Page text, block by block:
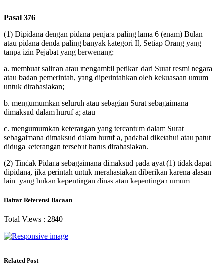
Pasal 376
(1) Dipidana dengan pidana penjara paling lama 6 (enam) Bulan
atau pidana denda paling banyak kategori II, Setiap Orang yang
tanpa izin Pejabat yang berwenang:
a. membuat salinan atau mengambil petikan dari Surat resmi negara
atau badan pemerintah, yang diperintahkan oleh kekuasaan umum
untuk dirahasiakan;
b. mengumumkan seluruh atau sebagian Surat sebagaimana
dimaksud dalam huruf a; atau
c. mengumumkan keterangan yang tercantum dalam Surat
sebagaimana dimaksud dalam huruf a, padahal diketahui atau patut
diduga keterangan tersebut harus dirahasiakan.
(2) Tindak Pidana sebagaimana dimaksud pada ayat (1) tidak dapat
dipidana, jika perintah untuk merahasiakan diberikan karena alasan
lain yang bukan kepentingan dinas atau kepentingan umum.
Daftar Referensi Bacaan
Total Views : 2840
Related Post